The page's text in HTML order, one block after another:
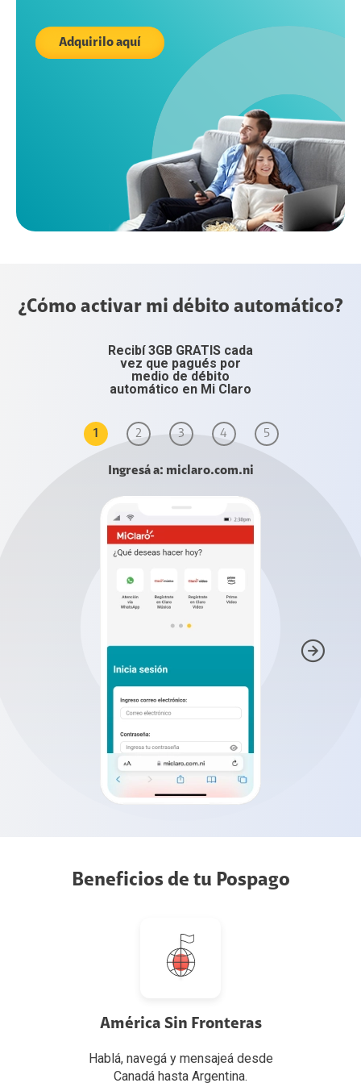
Adquirilo aquí
¿Cómo activar mi débito automático?
Recibí 3GB GRATIS cada
vez que pagués por
medio de débito
automático en Mi Claro
1 2 3 4 5
Ingresá a: miclaro.com.ni
Beneficios de tu Pospago
América Sin Fronteras
Hablá, navegá y mensajeá desde
Canadá hasta Argentina.